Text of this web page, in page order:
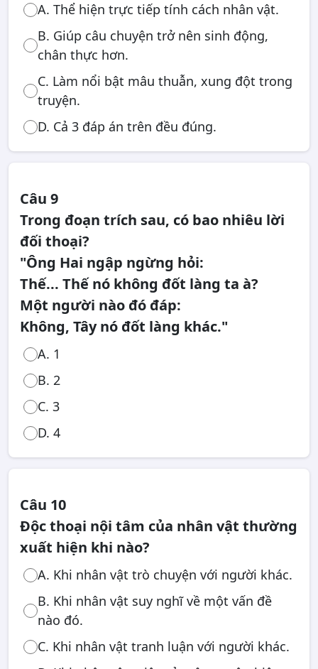
A. Thể hiện trực tiếp tính cách nhân vật.
B. Giúp câu chuyện trở nên sinh động,
chân thực hơn.
C. Làm nổi bật mâu thuẫn, xung đột trong
truyện.
D. Cả 3 đáp án trên đều đúng.
Câu 9
Trong đoạn trích sau, có bao nhiêu lời
đối thoại?
"Ông Hai ngập ngừng hỏi:
Thế... Thế nó không đốt làng ta à?
Một người nào đó đáp:
Không, Tây nó đốt làng khác."
A. 1
B. 2
C. 3
D. 4
Câu 10
Độc thoại nội tâm của nhân vật thường
xuất hiện khi nào?
A. Khi nhân vật trò chuyện với người khác.
B. Khi nhân vật suy nghĩ về một vấn đề
nào đó.
C. Khi nhân vật tranh luận với người khác.